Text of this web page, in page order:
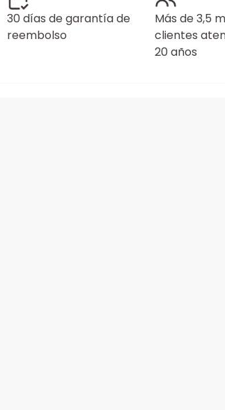
30 días de garantía de
reembolso
Más de 3,5
clientes
20 años